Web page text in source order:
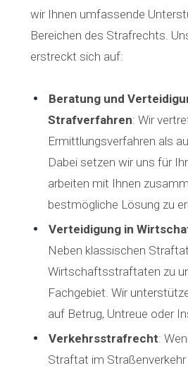
wir Ihnen umfassende
Bereichen des Strafrechts.
erstreckt sich auf:
Beratung und
Strafverfahren: Wir
Ermittlungsverfahren als
Dabei setzen wir uns für
arbeiten mit Ihnen
bestmögliche Lösung zu
Verteidigung in
Neben klassischen
Wirtschaftsstraftaten zu
Fachgebiet. Wir
auf Betrug, Untreue oder
Verkehrsstrafrecht:
Straftat im